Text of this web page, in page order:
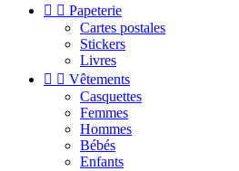
  Papeterie
Cartes postales
Stickers
Livres
  Vêtements
Casquettes
Femmes
Hommes
Bébés
Enfants